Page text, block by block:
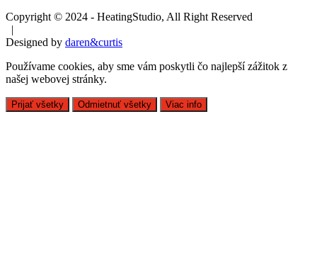
Copyright © 2024 - HeatingStudio, All Right Reserved
|
Designed by daren&curtis
Používame cookies, aby sme vám poskytli čo najlepší zážitok z
našej webovej stránky.
Prijať všetky Odmietnuť všetky Viac info